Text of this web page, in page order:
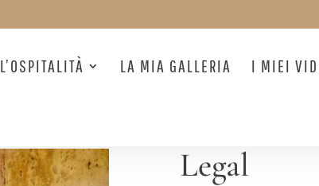
L’OSPITALITÀ LA MIA GALLERIA I MIEI
Legal